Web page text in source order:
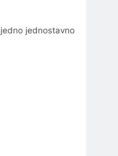
jednostavno